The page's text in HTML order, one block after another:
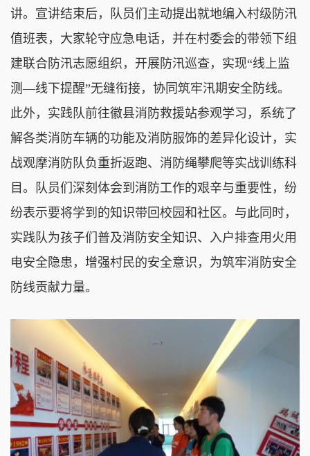
讲。宣讲结束后，队员们主动提出就地编入村级防汛
值班表，大家轮守应急电话，并在村委会的带领下组
建联合防汛志愿组织，开展防汛巡查，实现“线上监
测—线下提醒”无缝衔接，协同筑牢汛期安全防线。
此外，实践队前往徽县消防救援站参观学习，系统了
解各类消防车辆的功能及消防服饰的差异化设计，实
战观摩消防队负重折返跑、消防绳攀爬等实战训练科
目。队员们深刻体会到消防工作的艰辛与重要性，纷
纷表示要将学到的知识带回校园和社区。与此同时，
实践队为孩子们普及消防安全知识、入户排查用火用
电安全隐患，增强村民的安全意识，为筑牢消防安全
防线贡献力量。